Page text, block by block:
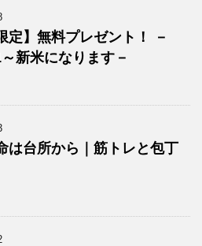
定】無料プレゼント！ －
新米になります－
は台所から｜筋トレと包丁